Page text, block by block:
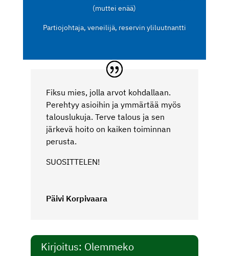
(muttei enää)
Partiojohtaja, veneilijä, reservin yliluutnantti
Fiksu mies, jolla arvot kohdallaan.
Perehtyy asioihin ja ymmärtää myös
talouslukuja. Terve talous ja sen
järkevä hoito on kaiken toiminnan
perusta.
SUOSITTELEN!
Päivi Korpivaara
Kirjoitus: Olemmeko